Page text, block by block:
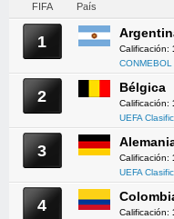
FIFA País
1 Calificación:
2 Bélgica
Calificación:
UEFA
3 Calificación:
UEFA
4 Calificación: